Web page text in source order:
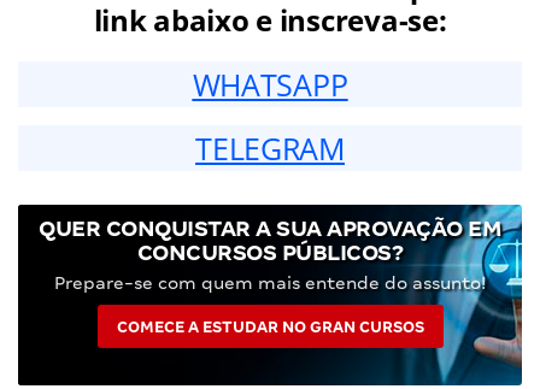
link abaixo e inscreva-se:
WHATSAPP
TELEGRAM
QUER CONQUISTAR A SUA APROVAÇÃO EM
CONCURSOS PÚBLICOS?
Prepare-se com quem mais entende do assunto!
COMECE A ESTUDAR NO GRAN CURSOS